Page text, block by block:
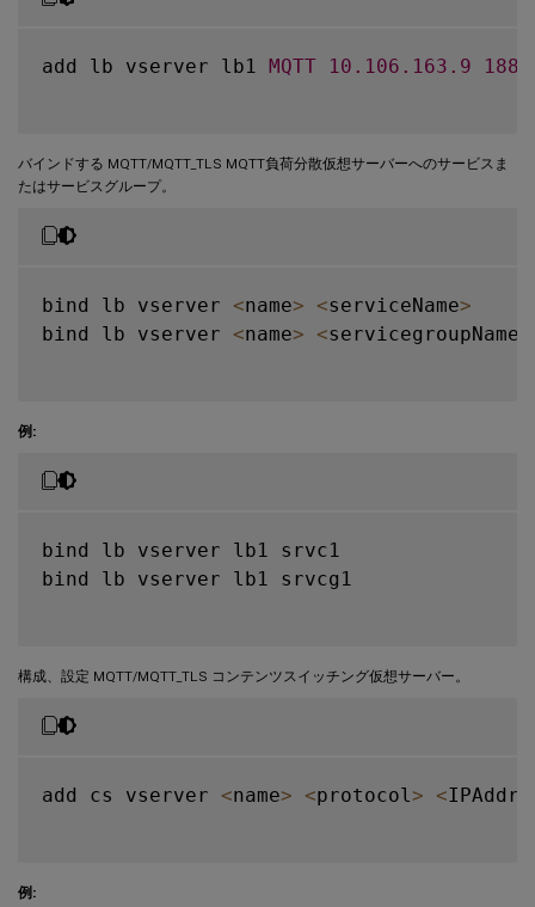
add lb vserver lb1 MQTT 10.106 .163 .9 1883
バインドする MQTT/MQTT_TLS MQTT負荷分散仮想サーバーへのサービスま
たはサービスグループ。
bind lb vserver <name> <serviceName>
bind lb vserver <name> <servicegroupName
例:
bind lb vserver lb1 srvc1
bind lb vserver lb1 srvcg1
構成、設定 MQTT/MQTT_TLS コンテンツスイッチング仮想サーバー。
add cs vserver <name> <protocol > <
例: